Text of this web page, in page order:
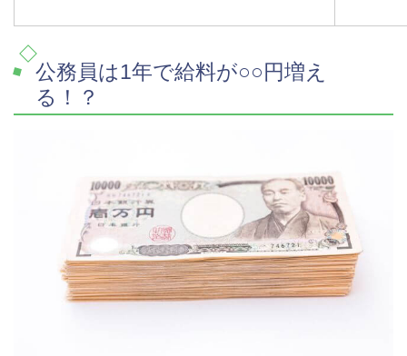
公務員は1年で給料が○○円増え
る！？